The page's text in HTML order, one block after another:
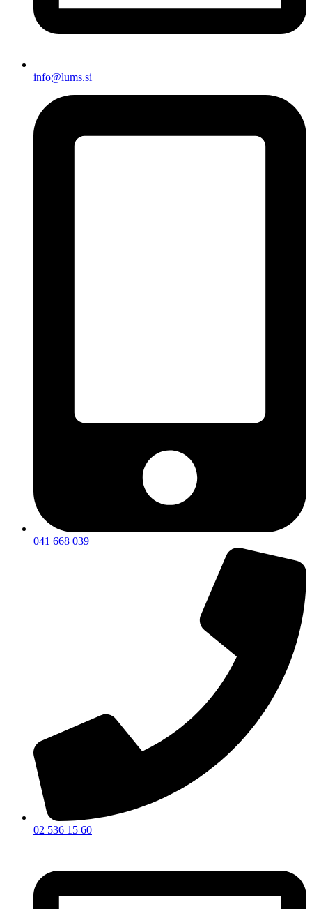
info@lums.si
041 668 039
02 536 15 60